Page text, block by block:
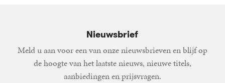
Nieuwsbrief
Meld u aan voor een van onze nieuwsbrieven en blijf op
de hoogte van het laatste nieuws, nieuwe titels,
aanbiedingen en prijsvragen.